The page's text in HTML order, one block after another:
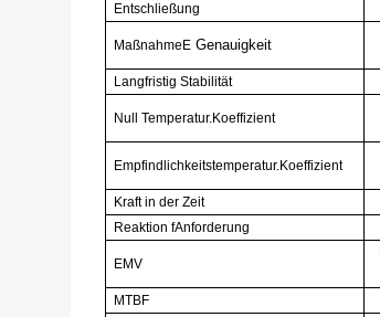
Entschließung
Maßnahme E Genauigkeit
Langfristig Stabilität
Null Temperatur.Koeffizient
Empfindlichkeitstemperatur.Koeffizient
Kraft in der Zeit
Reaktion fAnforderung
EMV
MTBF